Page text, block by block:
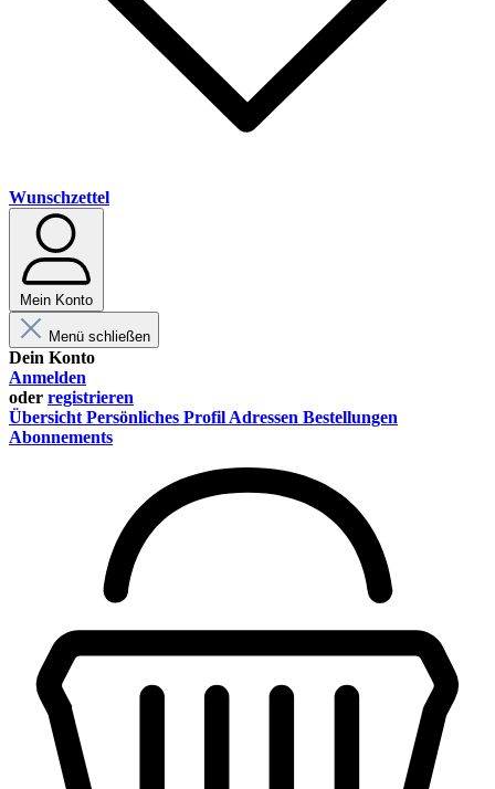
Wunschzettel
Mein Konto
Menü schließen
Dein Konto
Anmelden
oder registrieren
Übersicht Persönliches Profil Adressen Bestellungen
Abonnements